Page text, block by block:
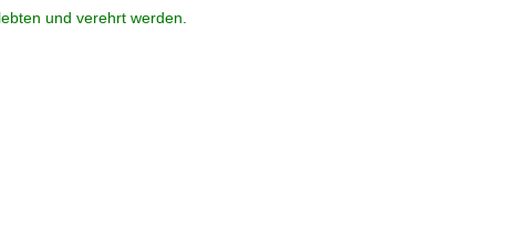
und verehrt werden.